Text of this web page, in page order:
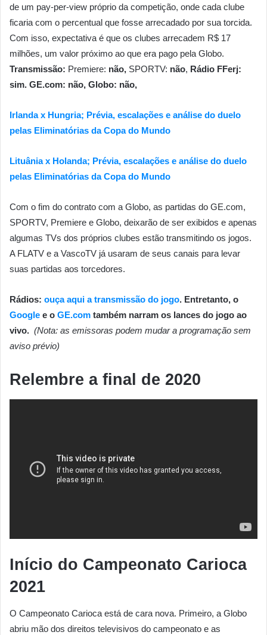
de um pay-per-view próprio da competição, onde cada clube
ficaria com o percentual que fosse arrecadado por sua torcida.
Com isso, expectativa é que os clubes arrecadem R$ 17
milhões, um valor próximo ao que era pago pela Globo.
Transmissão: Premiere: não, SPORTV: não, Rádio FFerj:
sim. GE.com: não, Globo: não,
Irlanda x Hungria; Prévia, escalações e análise do duelo
pelas Eliminatórias da Copa do Mundo
Lituânia x Holanda; Prévia, escalações e análise do duelo
pelas Eliminatórias da Copa do Mundo
Com o fim do contrato com a Globo, as partidas do GE.com,
SPORTV, Premiere e Globo, deixarão de ser exibidos e apenas
algumas TVs dos próprios clubes estão transmitindo os jogos.
A FLATV e a VascoTV já usaram de seus canais para levar
suas partidas aos torcedores.
Rádios: ouça aqui a transmissão do jogo. Entretanto, o
Google e o GE.com também narram os lances do jogo ao
vivo. (Nota: as emissoras podem mudar a programação sem
aviso prévio)
Relembre a final de 2020
Início do Campeonato Carioca
2021
O Campeonato Carioca está de cara nova. Primeiro, a Globo
abriu mão dos direitos televisivos do campeonato e as